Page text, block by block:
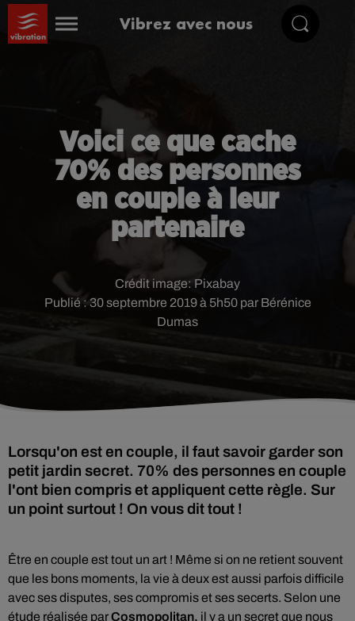
Vibrez avec nous
Voici ce que cache
70% des personnes
en couple à leur
partenaire
Publié : 30 septembre 2019 à 5h50 par Bérénice
Dumas
Crédit image: Pixabay
Lorsqu'on est en couple, il faut savoir garder son
petit jardin secret. 70% des personnes en couple
l'ont bien compris et appliquent cette règle. Sur
un point surtout ! On vous dit tout !
Être en couple est tout un art ! Même si on ne retient souvent
que les bons moments, la vie à deux est aussi parfois difficile
avec ses disputes, ses compromis et ses secerts. Selon une
étude réalisée parCosmopolitan, il y a un secret que nous